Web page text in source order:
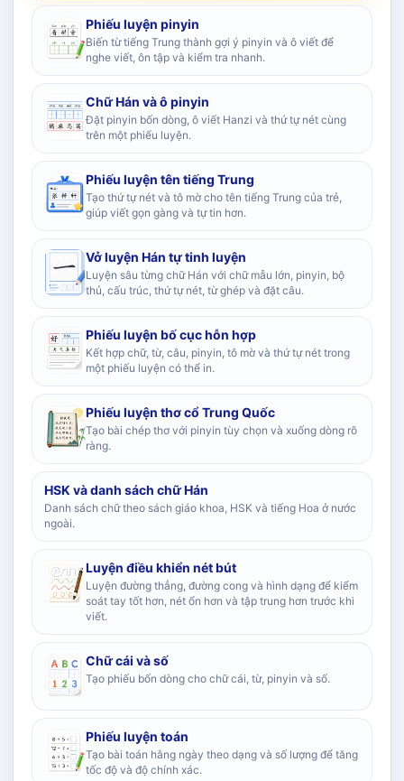
Phiếu luyện pinyin
Biến từ tiếng Trung thành gợi ý pinyin và ô viết để
nghe viết, ôn tập và kiểm tra nhanh.
Chữ Hán và ô pinyin
Đặt pinyin bốn dòng, ô viết Hanzi và thứ tự nét cùng
trên một phiếu luyện.
Phiếu luyện tên tiếng Trung
Tạo thứ tự nét và tô mờ cho tên tiếng Trung của trẻ,
giúp viết gọn gàng và tự tin hơn.
Vở luyện Hán tự tinh luyện
Luyện sâu từng chữ Hán với chữ mẫu lớn, pinyin, bộ
thủ, cấu trúc, thứ tự nét, từ ghép và đặt câu.
Phiếu luyện bố cục hỗn hợp
Kết hợp chữ, từ, câu, pinyin, tô mờ và thứ tự nét trong
một phiếu luyện có thể in.
Phiếu luyện thơ cổ Trung Quốc
Tạo bài chép thơ với pinyin tùy chọn và xuống dòng rõ
ràng.
HSK và danh sách chữ Hán
Danh sách chữ theo sách giáo khoa, HSK và tiếng Hoa ở nước
ngoài.
Luyện điều khiển nét bút
Luyện đường thẳng, đường cong và hình dạng để kiểm
soát tay tốt hơn, nét ổn hơn và tập trung hơn trước khi
viết.
Chữ cái và số
Tạo phiếu bốn dòng cho chữ cái, từ, pinyin và số.
Phiếu luyện toán
Tạo bài toán hằng ngày theo dạng và số lượng để tăng
tốc độ và độ chính xác.